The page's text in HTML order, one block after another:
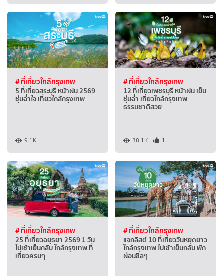
# ที่เที่ยวใกล้กรุงเทพ
5 ที่เที่ยวสระบุรี หน้าฝน 2569
ชุ่มฉ่ำใจ เที่ยวใกล้กรุงเทพ
9.1K
# ที่เที่ยวใกล้กรุงเทพ
12 ที่เที่ยวเพชรบุรี หน้าฝน เย็น
ชุ่มฉ่ำ เที่ยวใกล้กรุงเทพ
ธรรมชาติสวย
38.1K 1
# ที่เที่ยวใกล้กรุงเทพ
25 ที่เที่ยวอยุธยา 2569 1 วัน
ไปเช้าเย็นกลับ ใกล้กรุงเทพ ที่
เที่ยวครบๆ
# ที่เที่ยวใกล้กรุงเทพ
แจกลิสต์ 10 ที่เที่ยววันหยุดยาว
ใกล้กรุงเทพ ไปเช้าเย็นกลับ พัก
ผ่อนชิลๆ